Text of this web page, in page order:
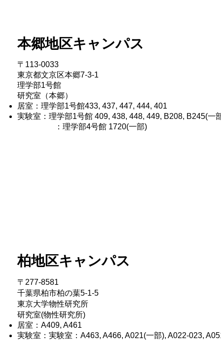
本郷地区キャンパス
〒113-0033
東京都文京区本郷7-3-1
理学部1号館
​研究室（本郷）
居室：理学部1号館433, 437, 447, 444, 401
実験室：理学部1号館 409, 438, 448, 449, B208, B245(一
​ ：理学部4号館 1720(一部)
柏地区キャンパス
〒277-8581
千葉県柏市柏の葉5-1-5
東京大学物性研究所​
研究室(物性研究所)
居室：A409, A461
実験室：実験室：A463, A466, A021(一部), A022-023,